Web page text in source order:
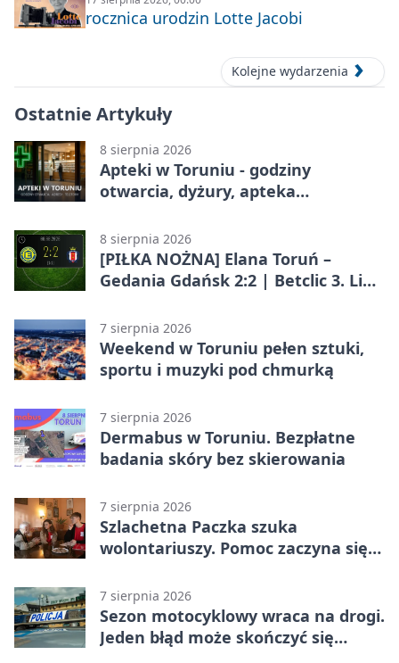
rocznica urodzin Lotte Jacobi
Kolejne wydarzenia
Ostatnie Artykuły
8 sierpnia 2026
Apteki w Toruniu - godziny
otwarcia, dyżury, apteka
8 sierpnia 2026
[PIŁKA NOŻNA] Elana Toruń –
Gedania Gdańsk 2:2 | Betclic 3. Liga
7 sierpnia 2026
Weekend w Toruniu pełen sztuki,
sportu i muzyki pod chmurką
7 sierpnia 2026
Dermabus w Toruniu. Bezpłatne
badania skóry bez skierowania
7 sierpnia 2026
Szlachetna Paczka szuka
wolontariuszy. Pomoc zaczyna się
7 sierpnia 2026
Sezon motocyklowy wraca na drogi.
Jeden błąd może skończyć się